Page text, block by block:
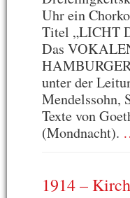
Uhr ein
Titel „LICHT
Das
unter der
Mendelssohn,
Texte von
(Mondnacht).
1914 –